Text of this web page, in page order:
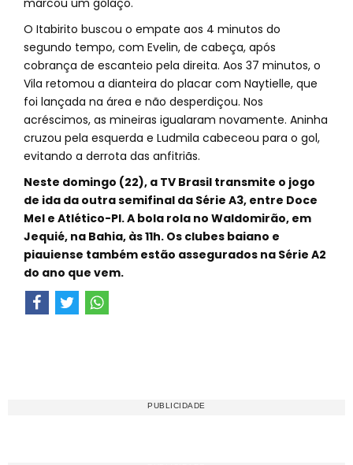
marcou um golaço.
O Itabirito buscou o empate aos 4 minutos do
segundo tempo, com Evelin, de cabeça, após
cobrança de escanteio pela direita. Aos 37 minutos, o
Vila retomou a dianteira do placar com Naytielle, que
foi lançada na área e não desperdiçou. Nos
acréscimos, as mineiras igualaram novamente. Aninha
cruzou pela esquerda e Ludmila cabeceou para o gol,
evitando a derrota das anfitriãs.
Neste domingo (22), a TV Brasil transmite o jogo
de ida da outra semifinal da Série A3, entre Doce
Mel e Atlético-PI. A bola rola no Waldomirão, em
Jequié, na Bahia, às 11h. Os clubes baiano e
piauiense também estão assegurados na Série A2
do ano que vem.